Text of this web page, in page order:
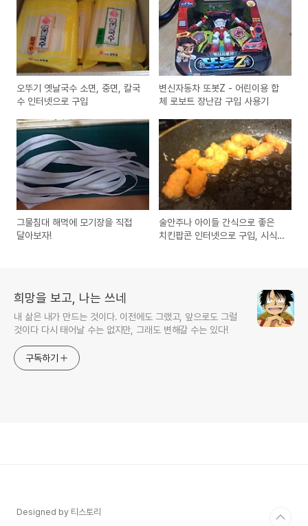
오뚜기 옛날국수 소면, 중면, 칼국
수 인터넷으로 구입
변신자동차 또봇Z - 어린이용 합
체 로보트 장난감 구입 사용기
그물침대 해먹에 모기장을 직접
달아보자!
술안주나 아이들 간식으로 좋은
치킨팝콘 인터넷으로 구입, 시식
희망을 보고, 나는 쓰네
내 삶은 내가 만드는 것이다. 이전에도 그랬고, 앞으로도 그럴
것이다 다시 태어날 수는 없지만, 그래도 변해갈 수는 있다!
구독하기
Designed by 티스토리